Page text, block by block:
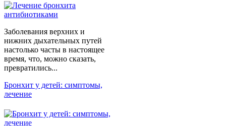
Заболевания верхних и
нижних дыхательных путей
настолько часты в настоящее
время, что, можно сказать,
превратились...
Бронхит у детей: симптомы,
лечение